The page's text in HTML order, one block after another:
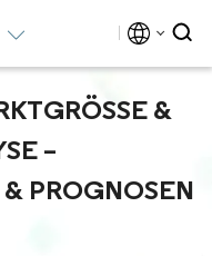
& M
– W
PROGNOSEN (